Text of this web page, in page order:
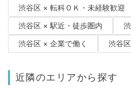
渋谷区 × 転科ＯＫ・未経験歓迎
渋谷区 × 駅近・徒歩圏内
渋谷区 × 企業で働く
渋谷
近隣のエリアから探す